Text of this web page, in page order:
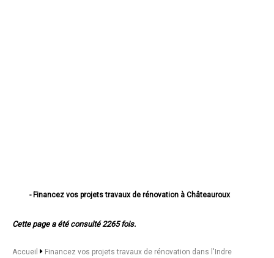
- Financez vos projets travaux de rénovation à Châteauroux
- Financez vos projets travaux de rénovation à Le Blanc
- Financez vos projets travaux de rénovation à Argenton-sur-Creuse
Cette page a été consulté 2265 fois.
Accueil Financez vos projets travaux de rénovation dans l'Indre